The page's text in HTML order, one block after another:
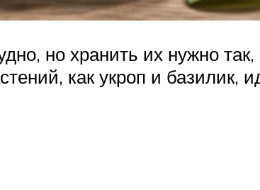
но хранить их нужно
как укроп и базилик,